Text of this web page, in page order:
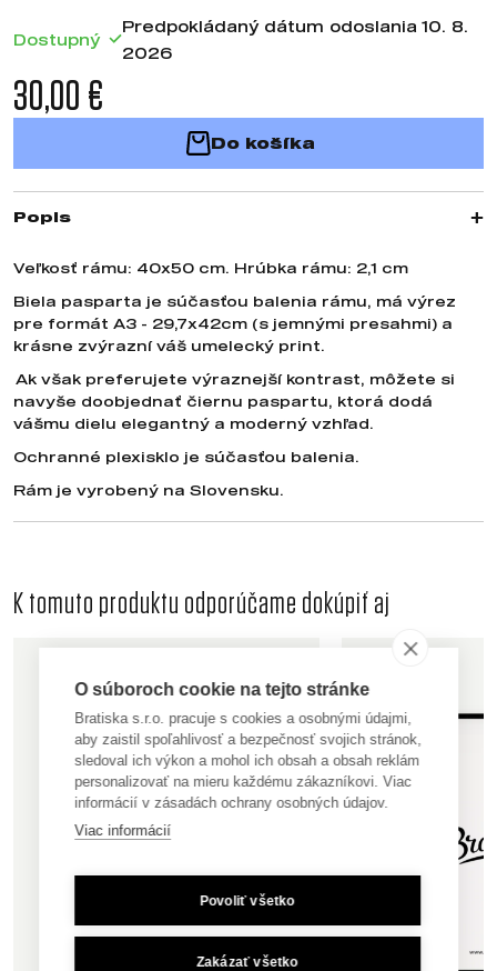
Dostupný
Predpokládaný dátum odoslania 10. 8.
2026
30,00 €
Do košíka
Popis
Veľkosť rámu: 40x50 cm. Hrúbka rámu: 2,1 cm
Biela pasparta je súčasťou balenia rámu, má výrez
pre formát A3 - 29,7x42cm (s jemnými presahmi) a
krásne zvýrazní váš umelecký print.
Ak však preferujete výraznejší kontrast, môžete si
navyše doobjednať čiernu paspartu, ktorá dodá
vášmu dielu elegantný a moderný vzhľad.
Ochranné plexisklo je súčasťou balenia.
Rám je vyrobený na Slovensku.
K tomuto produktu odporúčame dokúpiť aj
O súboroch cookie na tejto stránke
Bratiska s.r.o. pracuje s cookies a osobnými údajmi,
aby zaistil spoľahlivosť a bezpečnosť svojich stránok,
sledoval ich výkon a mohol ich obsah a obsah reklám
personalizovať na mieru každému zákazníkovi. Viac
informácií v zásadách ochrany osobných údajov.
Viac informácií
Povoliť všetko
Zakázať všetko